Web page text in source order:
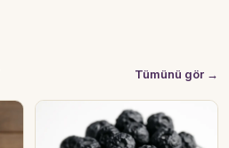
Tümünü gör →